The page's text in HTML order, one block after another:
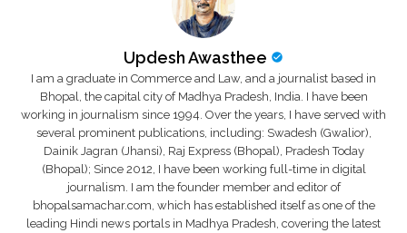
Updesh Awasthee
I am a graduate in Commerce and Law, and a journalist based in
Bhopal, the capital city of Madhya Pradesh, India. I have been
working in journalism since 1994. Over the years, I have served with
several prominent publications, including: Swadesh (Gwalior),
Dainik Jagran (Jhansi), Raj Express (Bhopal), Pradesh Today
(Bhopal); Since 2012, I have been working full-time in digital
journalism. I am the founder member and editor of
bhopalsamachar.com, which has established itself as one of the
leading Hindi news portals in Madhya Pradesh, covering the latest